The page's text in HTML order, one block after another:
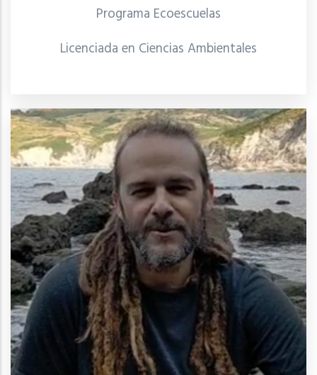
Programa Ecoescuelas
Licenciada en Ciencias Ambientales